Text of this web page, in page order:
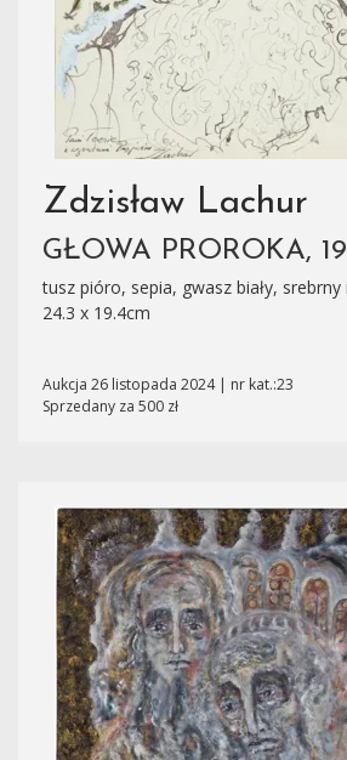
Zdzisław Lachur
GŁOWA PROROKA,
tusz pióro, sepia, gwasz biały, srebrny
24.3 x 19.4cm
Aukcja 26 listopada 2024 | nr kat.:23
Sprzedany za 500 zł